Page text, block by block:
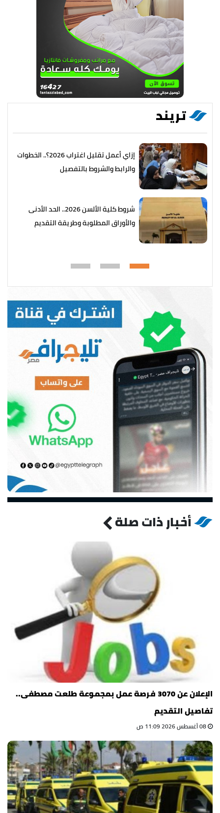
تريند
إزاي أعمل تقليل اغتراب 2026؟.. الخطوات
والرابط والشروط بالتفصيل
شروط كلية الألسن 2026.. الحد الأدنى
والأوراق المطلوبة وطريقة التقديم
أخبار ذات صلة
الإعلان عن 3070 فرصة عمل بمجموعة طلعت مصطفى..
تفاصيل التقديم